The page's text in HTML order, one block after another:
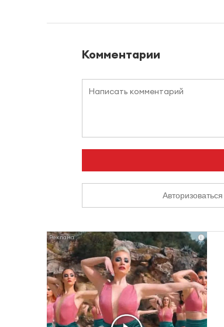
Комментарии
Авторизоваться
i